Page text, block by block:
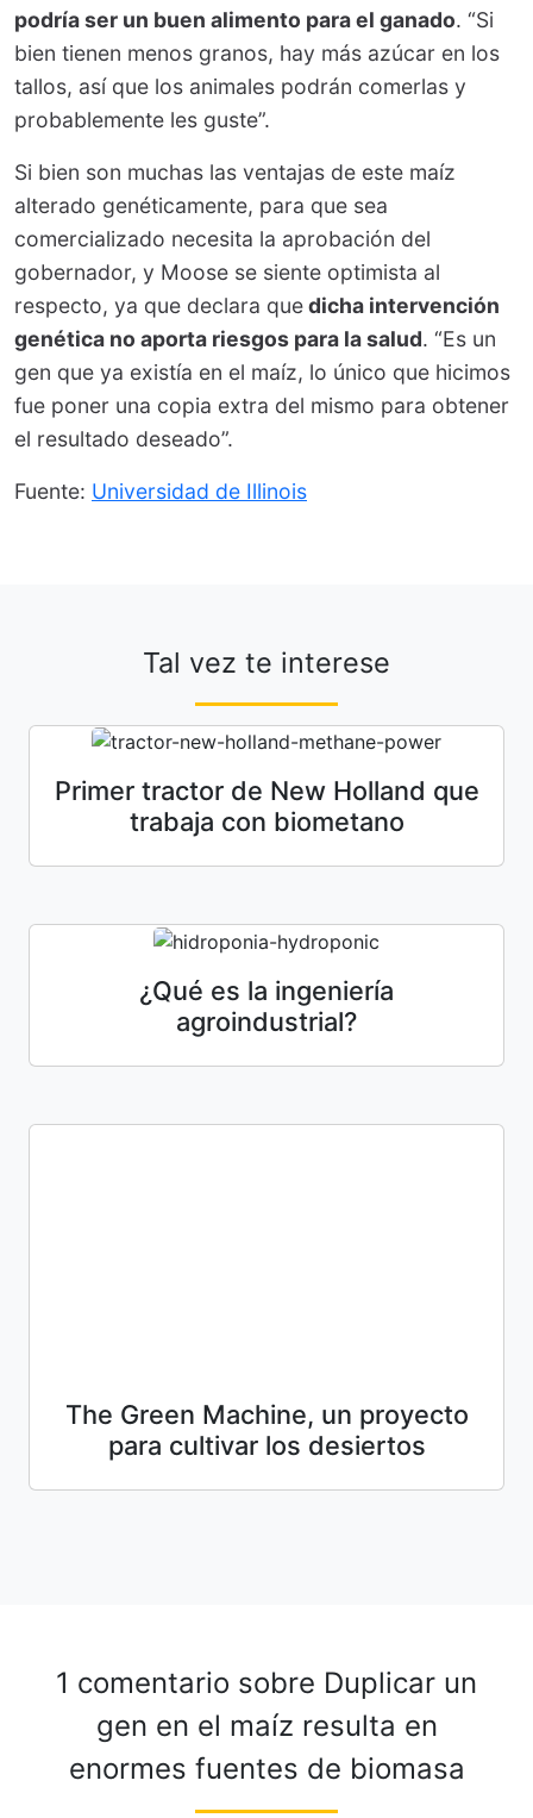
podría ser un buen alimento para el ganado. “Si
bien tienen menos granos, hay más azúcar en los
tallos, así que los animales podrán comerlas y
probablemente les guste”.
Si bien son muchas las ventajas de este maíz
alterado genéticamente, para que sea
comercializado necesita la aprobación del
gobernador, y Moose se siente optimista al
respecto, ya que declara quedicha intervención
genética no aporta riesgos para la salud. “Es un
gen que ya existía en el maíz, lo único que hicimos
fue poner una copia extra del mismo para obtener
el resultado deseado”.
Fuente: Universidad de Illinois
Tal vez te interese
Primer tractor de New Holland que
trabaja con biometano
¿Qué es la ingeniería
agroindustrial?
The Green Machine, un proyecto
para cultivar los desiertos
1 comentario sobre Duplicar un
gen en el maíz resulta en
enormes fuentes de biomasa